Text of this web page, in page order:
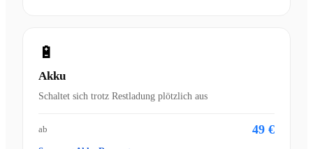
🔋
Akku
Schaltet sich trotz Restladung plötzlich aus
ab 49 €